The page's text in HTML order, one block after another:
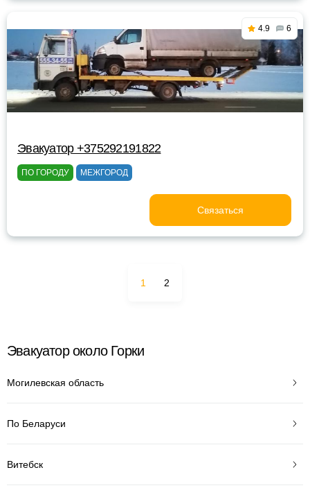
4.9 6
Эвакуатор +375292191822
ПО ГОРОДУ МЕЖГОРОД
Связаться
1 2
Эвакуатор около Горки
Могилевская область
По Беларуси
Витебск